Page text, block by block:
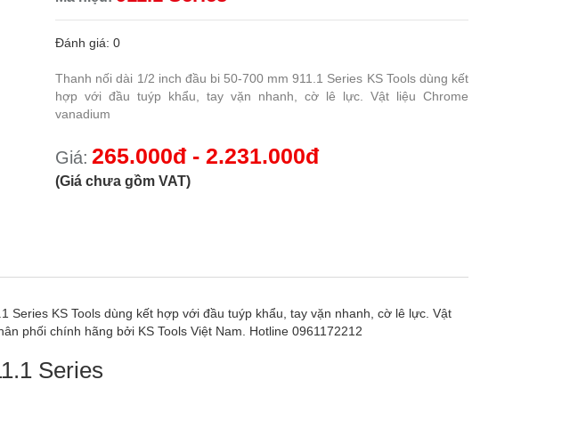
Đánh giá: 0
Thanh nối dài 1/2 inch đầu bi 50-700 mm 911.1 Series KS Tools dùng kết
hợp với đầu tuýp khẩu, tay vặn nhanh, cờ lê lực. Vật liệu Chrome
vanadium
Giá: 265.000đ - 2.231.000đ
(Giá chưa gồm VAT)
Series KS Tools dùng kết hợp với đầu tuýp khẩu, tay vặn nhanh, cờ lê lực. Vật
phối chính hãng bởi KS Tools Việt Nam. Hotline 0961172212
Series